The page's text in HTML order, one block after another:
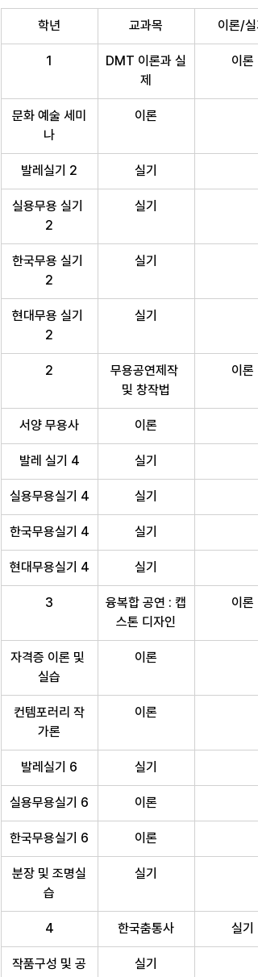
학년 교과목 이론/실
1
DMT 이론과 실
제
이론
문화 예술 세미
나
이론
발레실기 2 실기
실용무용 실기
2
실기
한국무용 실기
2
실기
현대무용 실기
2
실기
2
무용공연제작
및 창작법
이론
서양 무용사 이론
발레 실기 4 실기
실용무용실기 4 실기
한국무용실기 4 실기
현대무용실기 4 실기
3
융복합 공연 : 캡
스톤 디자인
이론
자격증 이론 및
실습
이론
컨템포러리 작
가론
이론
발레실기 6 실기
실용무용실기 6 이론
한국무용실기 6 이론
분장 및 조명실
습
실기
4 한국춤통사 실기
작품구성 및 공
실기